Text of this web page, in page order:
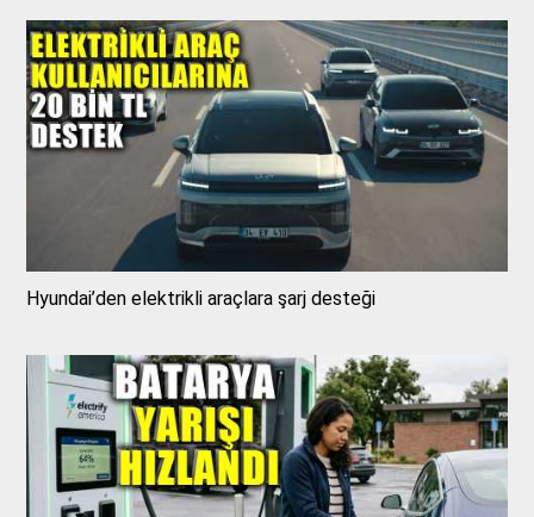
Hyundai’den elektrikli araçlara şarj desteği